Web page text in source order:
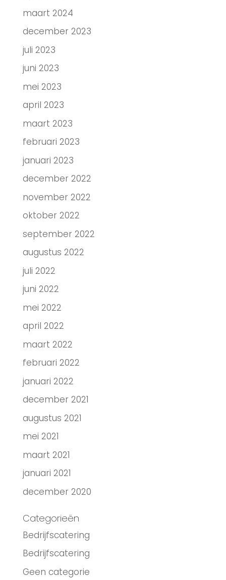
maart 2024
december 2023
juli 2023
juni 2023
mei 2023
april 2023
maart 2023
februari 2023
januari 2023
december 2022
november 2022
oktober 2022
september 2022
augustus 2022
juli 2022
juni 2022
mei 2022
april 2022
maart 2022
februari 2022
januari 2022
december 2021
augustus 2021
mei 2021
maart 2021
januari 2021
december 2020
Categorieën
Bedrijfscatering
Bedrijfscatering
Geen categorie